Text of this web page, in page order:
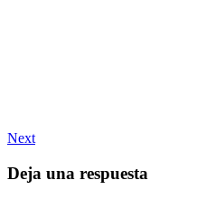
Next
Deja una respuesta